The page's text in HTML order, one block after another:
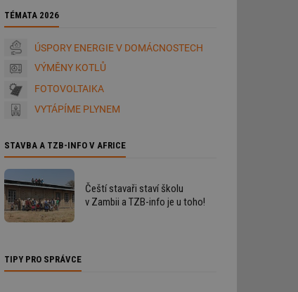
TÉMATA 2026
ÚSPORY ENERGIE V DOMÁCNOSTECH
VÝMĚNY KOTLŮ
FOTOVOLTAIKA
VYTÁPÍME PLYNEM
STAVBA A TZB-INFO V AFRICE
Čeští stavaři staví školu
v Zambii a TZB-info je u toho!
TIPY PRO SPRÁVCE